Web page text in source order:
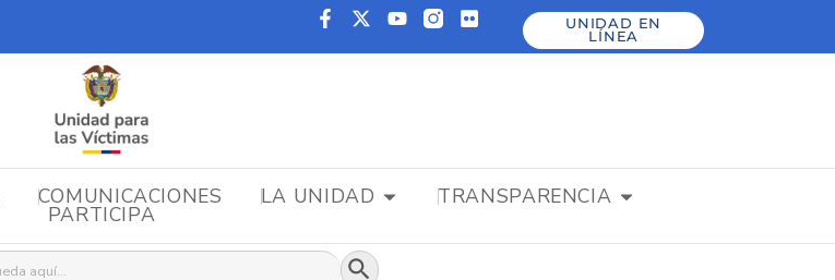
UNIDAD EN
LÍNEA
COMUNICACIONES LA UNIDAD TRANSPARENCIA
PARTICIPA
Botón de búsqueda